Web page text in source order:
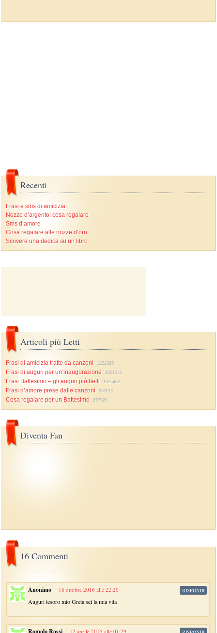
Recenti
Frasi e sms di amicizia
Nozze d’argento: cosa regalare
Sms d’amore
Cosa regalare alle nozze d’oro
Scrivere una dedica su un libro
Articoli più Letti
Frasi di amicizia tratte da canzoni 1222895
Frasi di auguri per un’inaugurazione 1061022
Frasi Battesimo – gli auguri più belli 1026432
Frasi d’amore prese dalle canzoni 930615
Cosa regalare per un Battesimo 857020
Diventa Fan
16 Commenti
Anonimo 18 ottobre 2016 alle 22:20
Auguri tesoro mio Greta sei la mia vita
RISPONDI
Romolo Rossi 12 aprile 2015 alle 01:29